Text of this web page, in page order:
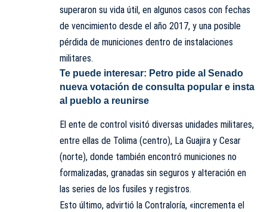
superaron su vida útil, en algunos casos con fechas
de vencimiento desde el año 2017, y una posible
pérdida de municiones dentro de instalaciones
militares.
Te puede interesar: Petro pide al Senado
nueva votación de consulta popular e insta
al pueblo a reunirse
El ente de control visitó diversas unidades militares,
entre ellas de Tolima (centro), La Guajira y Cesar
(norte), donde también encontró municiones no
formalizadas, granadas sin seguros y alteración en
las series de los fusiles y registros.
Esto último, advirtió la Contraloría, «incrementa el